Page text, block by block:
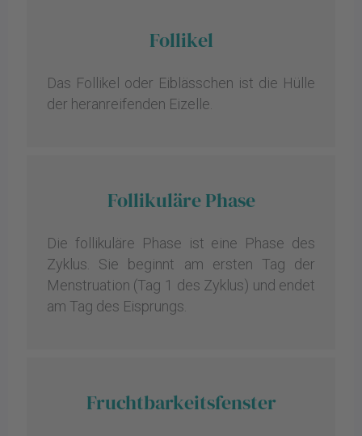
Follikel
Das Follikel oder Eiblässchen ist die Hülle
der heranreifenden Eizelle.
Follikuläre Phase
Die follikuläre Phase ist eine Phase des
Zyklus. Sie beginnt am ersten Tag der
Menstruation (Tag 1 des Zyklus) und endet
am Tag des Eisprungs.
Fruchtbarkeitsfenster